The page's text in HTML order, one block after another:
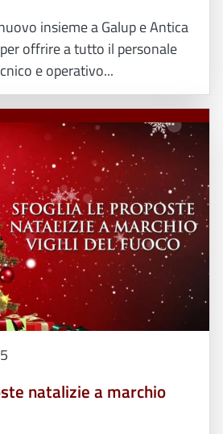
insieme a Galup e Antica
offrire a tutto il personale
e operativo...
natalizie a marchio